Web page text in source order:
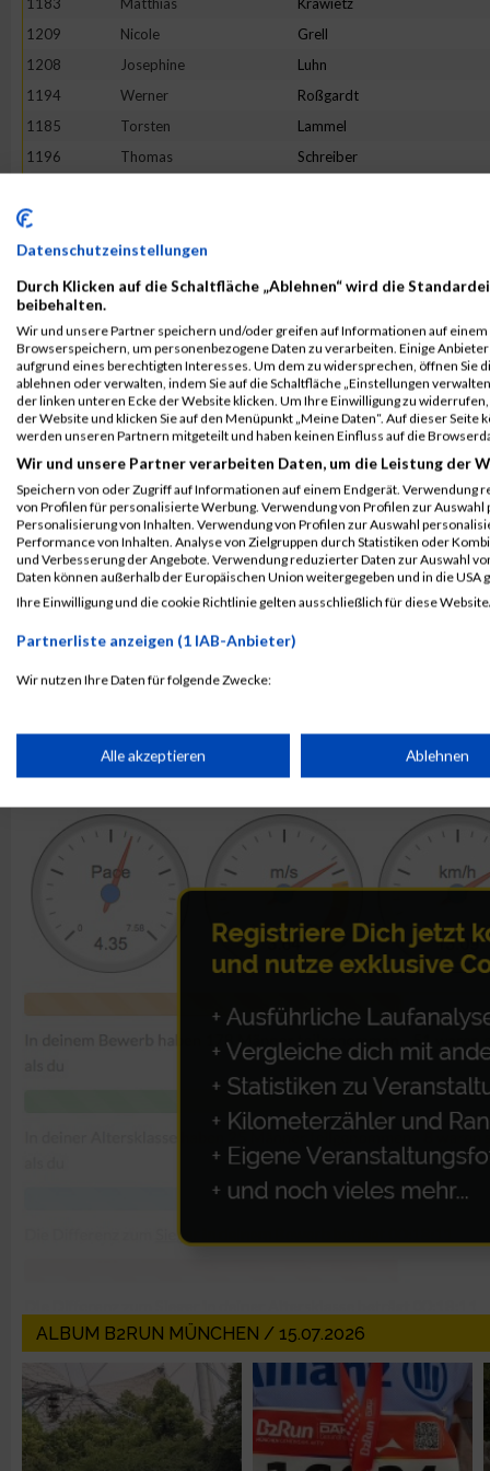
1209
Nicole Grell
1208
Josephine Luhn
1194
Werner Roßgardt
1185
Torsten Lammel
1196
Thomas Schreiber
1172
1165
Andreas
1192
Gregor Reitz
1175
1204
Kirstin Wolff
1199
Jessica Stieper
1201
Gerold Veith
1182
Ilona Klug
1203
Claudia Vinciguerra
1206
Ki-Wha Fischer
1168
Amir Fahim
Rang:219.
Kontaktformular / Fragen
zur Zeitmessung
ALBUM B2RUN MÜNCHEN / 15.07.2026
Datenschutzeinstellungen
Durch Klicken auf die Schaltfläche „Ablehnen“ wird die
beibehalten.
Wir und unsere Partner speichern und/oder greifen auf Informationen auf einem
Browserspeichern, um personenbezogene Daten zu verarbeiten. Einige
aufgrund eines berechtigten Interesses. Um dem zu widersprechen, öffnen Sie
ablehnen oder verwalten, indem Sie auf die Schaltfläche „Einstellungen
der linken unteren Ecke der Website klicken. Um Ihre Einwilligung zu
der Website und klicken Sie auf den Menüpunkt „Meine Daten“. Auf dieser
werden unseren Partnern mitgeteilt und haben keinen Einfluss auf die
Wir und unsere Partner verarbeiten Daten, um die Leistung der
Speichern von oder Zugriff auf Informationen auf einem Endgerät. Verwendung
von Profilen für personalisierte Werbung. Verwendung von Profilen zur
Personalisierung von Inhalten. Verwendung von Profilen zur Auswahl
Performance von Inhalten. Analyse von Zielgruppen durch Statistiken oder
und Verbesserung der Angebote. Verwendung reduzierter Daten zur Auswahl
Daten können außerhalb der Europäischen Union weitergegeben und in die USA
Ihre Einwilligung und die cookie Richtlinie gelten ausschließlich für diese
Partnerliste anzeigen (1 IAB-Anbieter)
Wir nutzen Ihre Daten für folgende Zwecke:
Speichern von oder Zugriff auf Informationen auf einem
Verwendung reduzierter Daten zur Auswahl von
Erstellung von Profilen für personalisierte Werbung
Verwendung von Profilen zur Auswahl personalisierter
Erstellung von Profilen zur Personalisierung von Inhalten
Verwendung von Profilen zur Auswahl personalisierter Inhalte
Messung der Werbeleistung
Entwicklung und Verbesserung der Angebote
Verwendung reduzierter Daten zur Auswahl von Inhalten
Alle akzeptieren Ablehnen